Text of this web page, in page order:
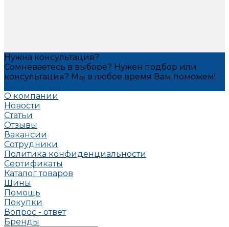
Нужна консультация?
Сомневаетесь в выборе? Нужен подбор или
консультация? Мы в любое время Вам поможем!
О компании
Новости
Статьи
Отзывы
Вакансии
Сотрудники
Политика конфиденциальности
Сертификаты
Каталог товаров
Шины
Помощь
Покупки
Вопрос - ответ
Бренды